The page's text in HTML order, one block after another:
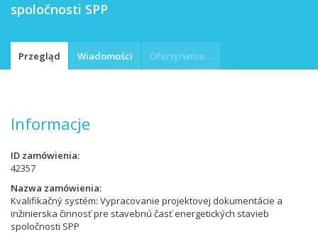
spoločnosti SPP
Przegląd Wiadomości Oferty/wnioski
Informacje
ID zamówienia
42357
Nazwa zamówienia
Kvalifikačný systém: Vypracovanie projektovej dokumentácie a
inžinierska činnosť pre stavebnú časť energetických stavieb
spoločnosti SPP